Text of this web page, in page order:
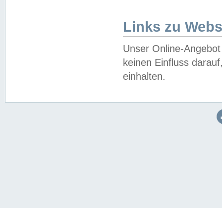
Links zu
Unser Online-
keinen Einfluss
einhalten.